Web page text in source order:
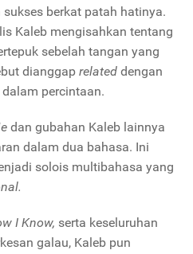
berkat patah hatinya.
Kaleb mengisahkan tentang
sebelah tangan yang
dianggap related dengan
percintaan.
dan gubahan Kaleb lainnya
dalam dua bahasa. Ini
solois multibahasa yang
I Know, serta keseluruhan
galau, Kaleb pun